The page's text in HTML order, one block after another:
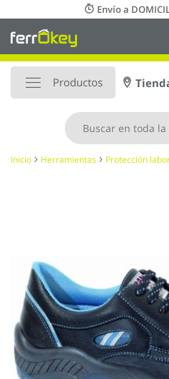
al
contenido
Envío a
Productos
Inicio Herramientas Protección
galería
imágenes